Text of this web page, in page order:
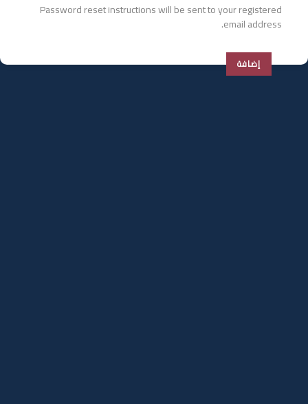
Password reset instructions will be sent to your registered
email address.